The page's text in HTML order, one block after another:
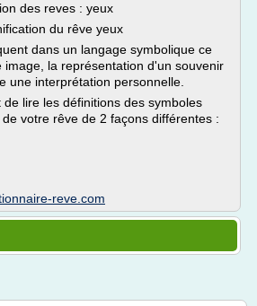
des reves : yeux
du rêve yeux
dans un langage symbolique ce
image, la représentation d'un souvenir
une interprétation personnelle.
lire les définitions des symboles
votre rêve de 2 façons différentes :
reve.com